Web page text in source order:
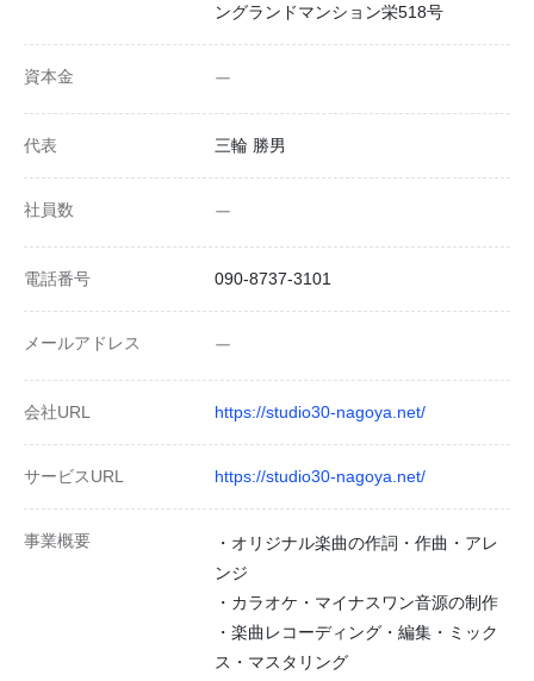
ングランドマンション栄518号
資本金 ー
代表 三輪 勝男
社員数 ー
電話番号 090-8737-3101
メールアドレス ー
会社URL https://studio30-nagoya.net/
サービスURL https://studio30-nagoya.net/
事業概要
・オリジナル楽曲の作詞・作曲・アレ
ンジ
・カラオケ・マイナスワン音源の制作
・楽曲レコーディング・編集・ミック
ス・マスタリング